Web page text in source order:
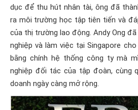
dục để thu hút nhân tài, ông đã
ra môi trường học tập tiên tiến và
của thị trường lao động. Andy Ong
nghiệp và làm việc tại Singapore cho
bằng chính hệ thống công ty mà
nghiệp đối tác của tập đoàn, cùng
doanh ngày càng mở rộng.